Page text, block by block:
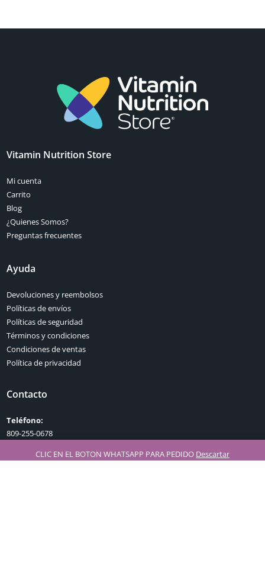
Vitamin Nutrition Store
Mi cuenta
Carrito
Blog
¿Quienes Somos?
Preguntas frecuentes
Ayuda
Devoluciones y reembolsos
Políticas de envíos
Políticas de seguridad
Términos y condiciones
Condiciones de ventas
Política de privacidad
Contacto
Teléfono:
809-255-0678
Dirección. Av. Sarasota Bella Vista Mall
CLIC EN EL BOTON WHATSAPP PARA PEDIDO Descartar